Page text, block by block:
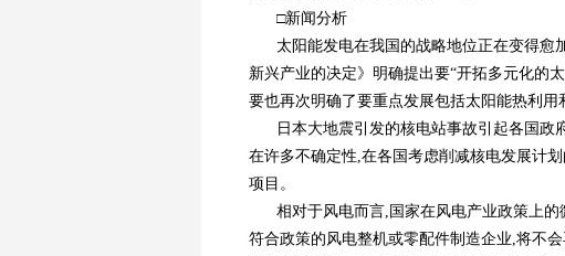
□新闻分析
太阳能发电在我国的战略地位正在变得愈
新兴产业的决定》明确提出要“开拓多元化的
要也再次明确了要重点发展包括太阳能热利用
日本大地震引发的核电站事故引起各国
在许多不确定性,在各国考虑削减核电发展计
项目。
相对于风电而言,国家在风电产业政策上
符合政策的风电整机或零配件制造企业,将不